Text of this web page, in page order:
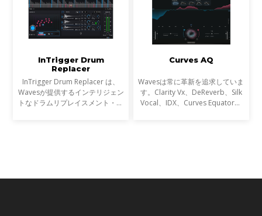
InTrigger Drum
Replacer
InTrigger Drum Replacer は、
Wavesが提供するインテリジェン
トなドラムリプレイスメント・プ
Curves AQ
Wavesは常に革新を追求していま
す。Clarity Vx、DeReverb、Silk
Vocal、IDX、Curves Equator、